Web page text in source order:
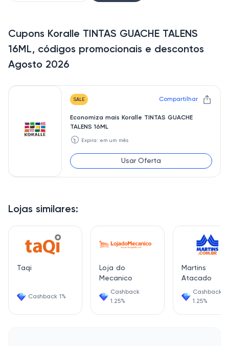
Lojas similares:
Taqi
Cashback 1%
Loja do
Mecanico
Cashback
1.25%
Martins
Atacado
Cashback
1.25%
Cupons Koralle TINTAS GUACHE TALENS
16ML, códigos promocionais e descontos
Agosto 2026
SALE Compartilhar
Economiza mais Koralle TINTAS GUACHE
TALENS 16ML
🕥 Expira: em um mês
Usar Oferta